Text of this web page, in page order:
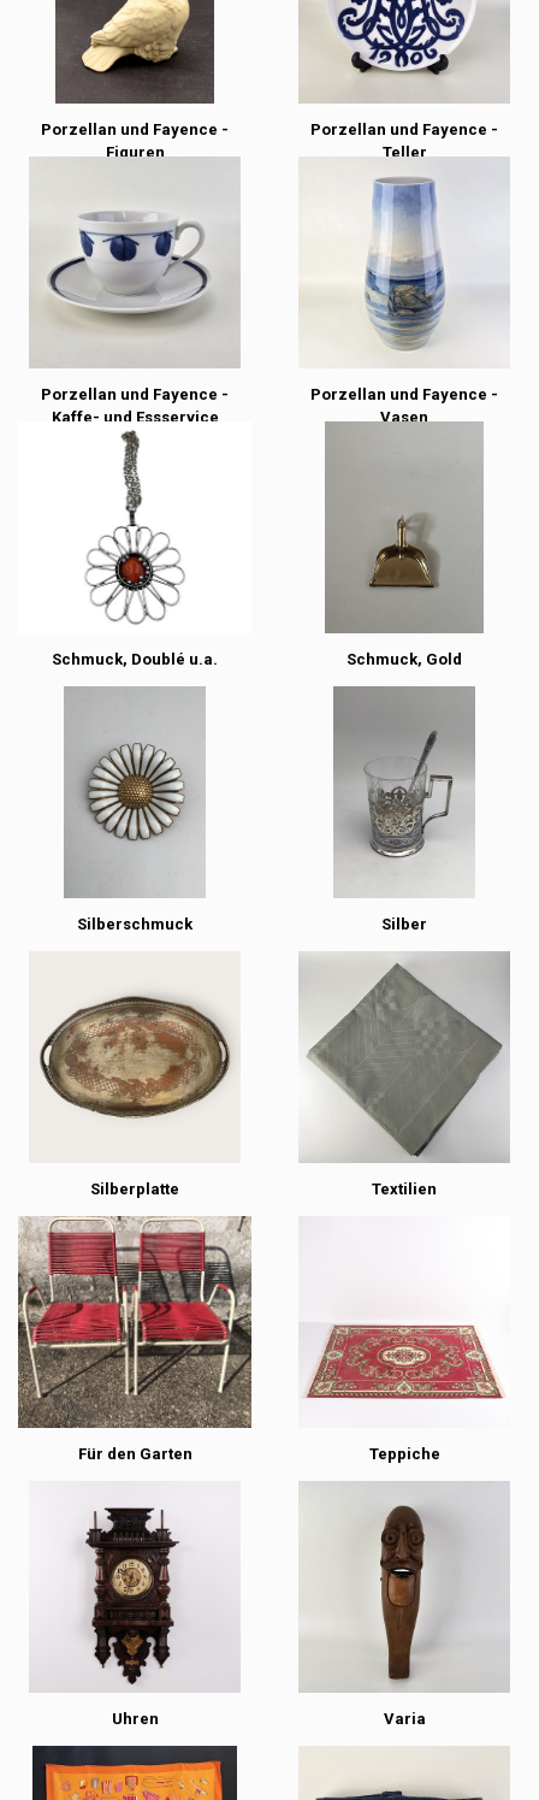
Porzellan und Fayence -
Figuren
Porzellan und Fayence -
Teller
Porzellan und Fayence -
Kaffe- und Essservice
Porzellan und Fayence -
Vasen
Schmuck, Doublé u.a. Schmuck, Gold
Silberschmuck Silber
Silberplatte Textilien
Für den Garten Teppiche
Uhren Varia